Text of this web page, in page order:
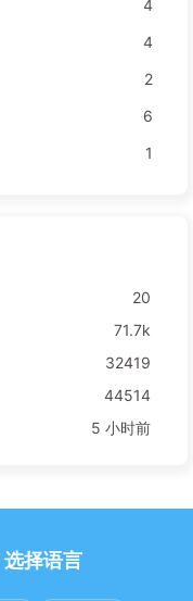
4
4
2
6
1
20
71.7k
32419
44514
5 小时前
选择语言